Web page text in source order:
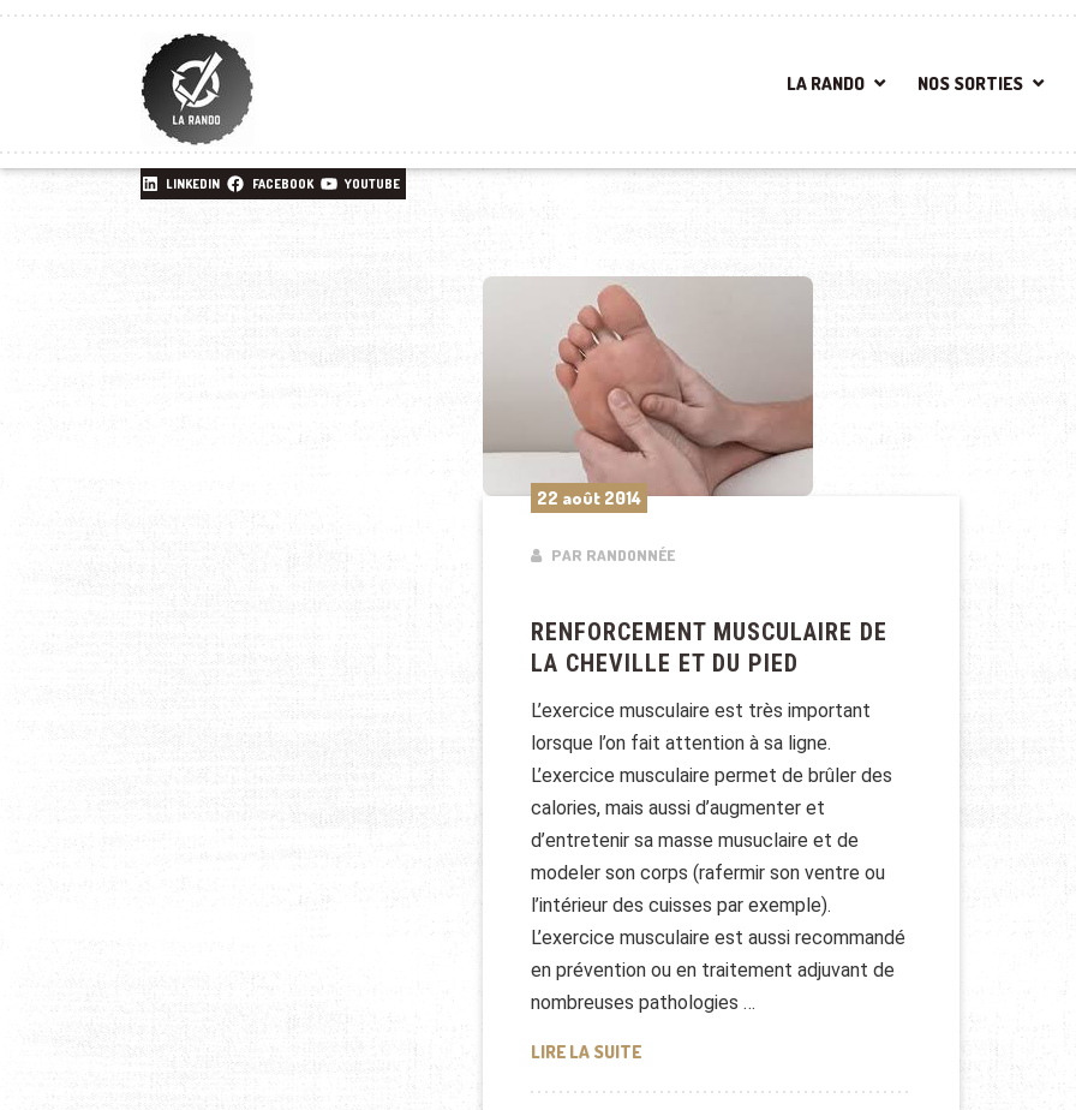
LA RANDO NOS SORTIES
LINKEDIN FACEBOOK YOUTUBE
22 août 2014
PAR RANDONNÉE
RENFORCEMENT MUSCULAIRE DE
LA CHEVILLE ET DU PIED
L’exercice musculaire est très important
lorsque l’on fait attention à sa ligne.
L’exercice musculaire permet de brûler des
calories, mais aussi d’augmenter et
d’entretenir sa masse musuclaire et de
modeler son corps (rafermir son ventre ou
l’intérieur des cuisses par exemple).
L’exercice musculaire est aussi recommandé
en prévention ou en traitement adjuvant de
nombreuses pathologies …
LIRE LA SUITERENFORCEMENT MUSCULAIRE DE LA CHEVILLE ET DU